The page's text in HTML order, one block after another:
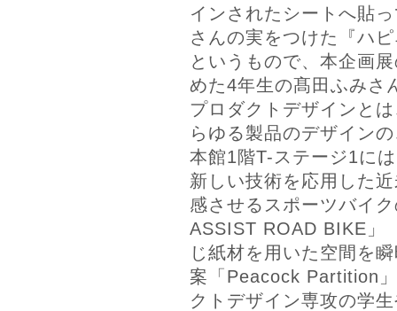
インされたシートへ貼
さんの実をつけた『ハ
というもので、本企画
めた4年生の髙田ふみさ
プロダクトデザインと
らゆる製品のデザイン
本館1階T-ステージ1に
新しい技術を応用した
感させるスポーツバイ
ASSIST ROAD BIKE」
じ紙材を用いた空間を
案「Peacock Partition
クトデザイン専攻の学